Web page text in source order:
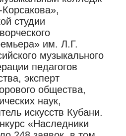
студии
им. Л.Г.
музыкального
педагогов
эксперт
общества,
наук,
искусств Кубани.
«Наследники